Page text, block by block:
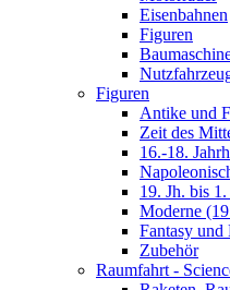
Eisenbahnen
Figuren
Figuren
Antike und
Zeit des
16.-18.
19. Jh. bis
Moderne
Fantasy und
Zubehör
Raumfahrt -